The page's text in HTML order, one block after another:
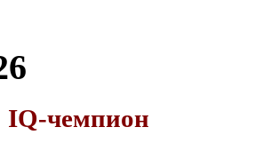
IQ-чемпион